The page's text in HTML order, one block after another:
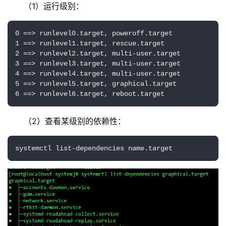
（1）运行级别：
0 ==> runlevel0.target, poweroff.target
1 ==> runlevel1.target, rescue.target
2 ==> runlevel2.target, multi-user.target
3 ==> runlevel3.target, multi-user.target
4 ==> runlevel4.target, multi-user.target
5 ==> runlevel5.target, graphical.target
6 ==> runlevel6.target, reboot.target
（2）查看某级别的依赖性：
systemctl list-dependencies name.target